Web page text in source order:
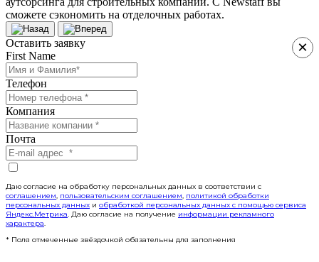
сможете сэкономить на отделочных работах.
×
Оставить заявку
First Name
Телефон
Компания
Почта
Даю согласие на обработку персональных данных в соответствии с
соглашением, пользовательским соглашением, политикой обработки
персональных данных и обработкой персональных данных с помощью сервиса
Яндекс.Метрика. Даю согласие на получение информации рекламного
характера.
* Поля отмеченные звёздочкой обязательны для заполнения